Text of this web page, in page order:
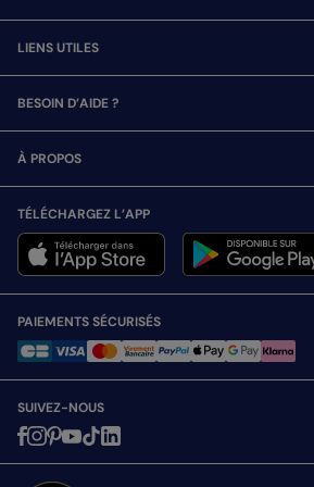
LIENS UTILES
BESOIN D’AIDE ?
À PROPOS
TÉLÉCHARGEZ L’APP
PAIEMENTS SÉCURISÉS
SUIVEZ-NOUS